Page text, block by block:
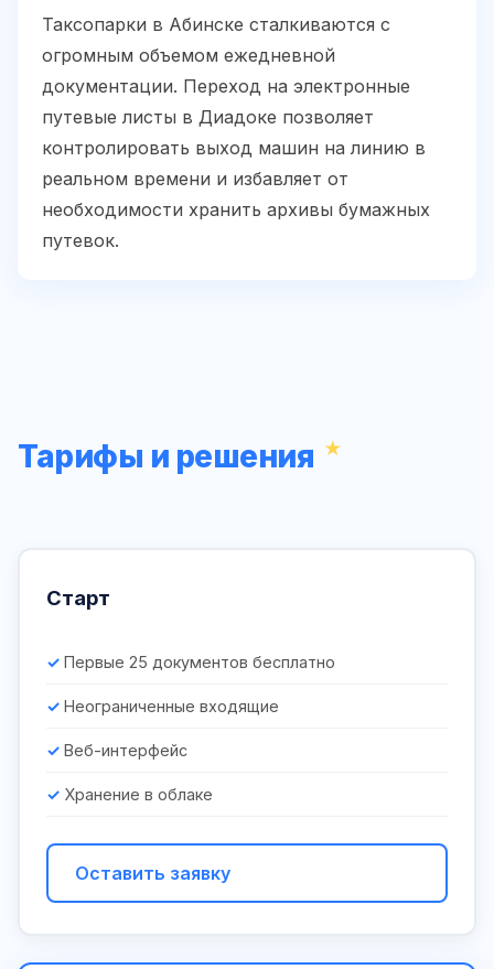
Таксопарки в Абинске сталкиваются с
огромным объемом ежедневной
документации. Переход на электронные
путевые листы в Диадоке позволяет
контролировать выход машин на линию в
реальном времени и избавляет от
необходимости хранить архивы бумажных
путевок.
Тарифы и решения
Старт
Первые 25 документов бесплатно
Неограниченные входящие
Веб-интерфейс
Хранение в облаке
Оставить заявку